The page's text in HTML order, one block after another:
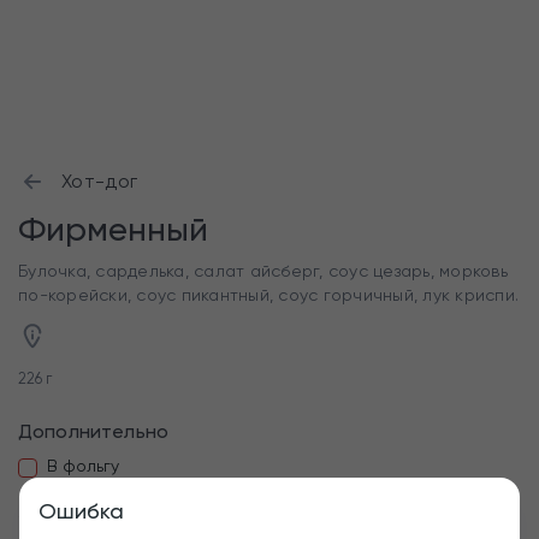
Ошибка
Хот-дог
Фирменный
Булочка, сарделька, салат айсберг, соус цезарь, морковь
по-корейски, соус пикантный, соус горчичный, лук криспи.
226 г
Дополнительно
В фольгу
Убрать